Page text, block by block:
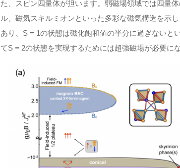
た、スピン四量体が担います。弱磁場領域では四量
ル、磁気スキルミオンといった多彩な磁気構造を示
あり、S = 1の状態は磁化飽和値の半分に過ぎないと
てS = 2の状態を実現するためには超強磁場が必要にな